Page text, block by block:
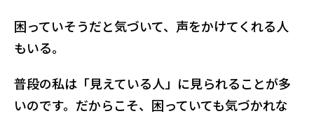
困っていそうだと気づいて、声をかけてくれる人
もいる。
普段の私は「見えている人」に見られることが多
いのです。だからこそ、困っていても気づかれな